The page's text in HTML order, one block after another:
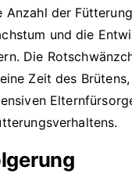
Anzahl der
und die
Die
Zeit des